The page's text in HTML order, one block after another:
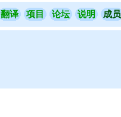
翻译 项目 论坛 说明 成员